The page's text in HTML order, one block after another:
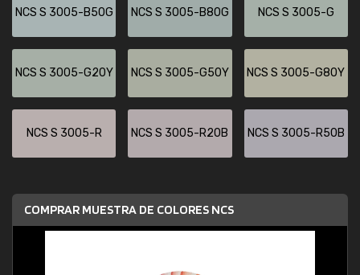
NCS S 3005-B50G NCS S 3005-B80G NCS S 3005-G
NCS S 3005-G20Y NCS S 3005-G50Y NCS S 3005-G80Y
NCS S 3005-R NCS S 3005-R20B NCS S 3005-R50B
COMPRAR MUESTRA DE COLORES NCS